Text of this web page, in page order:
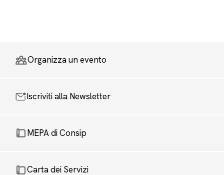
Organizza un evento
Iscriviti alla Newsletter
MEPA di Consip
Carta dei Servizi